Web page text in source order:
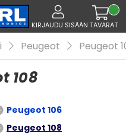
KIRJAUDU SISÄÄN TAVARAT
Peugeot Peugeot
108
Peugeot 106
Peugeot 108